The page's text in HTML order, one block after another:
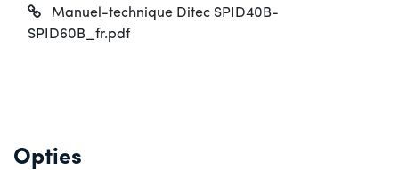
Manuel-technique Ditec SPID40B-
SPID60B_fr.pdf
Opties